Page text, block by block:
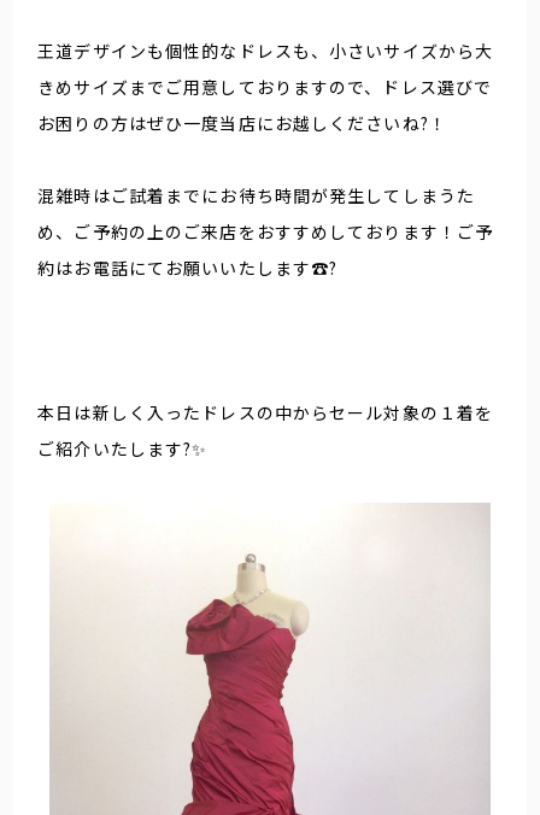
王道デザインも個性的なドレスも、小さいサイズから大
きめサイズまでご用意しておりますので、ドレス選びで
お困りの方はぜひ一度当店にお越しくださいね?！
混雑時はご試着までにお待ち時間が発生してしまうた
め、ご予約の上のご来店をおすすめしております！ご予
約はお電話にてお願いいたします☎️?
本日は新しく入ったドレスの中からセール対象の１着を
ご紹介いたします?✨